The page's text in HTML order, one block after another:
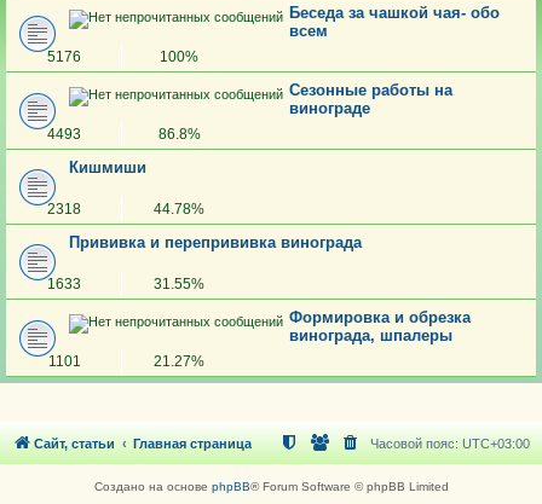
Беседа за чашкой чая- обо
всем
5176 100%
Сезонные работы на
винограде
4493 86.8%
Кишмиши
2318 44.78%
Прививка и перепрививка винограда
1633 31.55%
Формировка и обрезка
винограда, шпалеры
1101 21.27%
Сайт, статьи Главная страница Часовой пояс: UTC+03:00
Создано на основе phpBB® Forum Software © phpBB Limited